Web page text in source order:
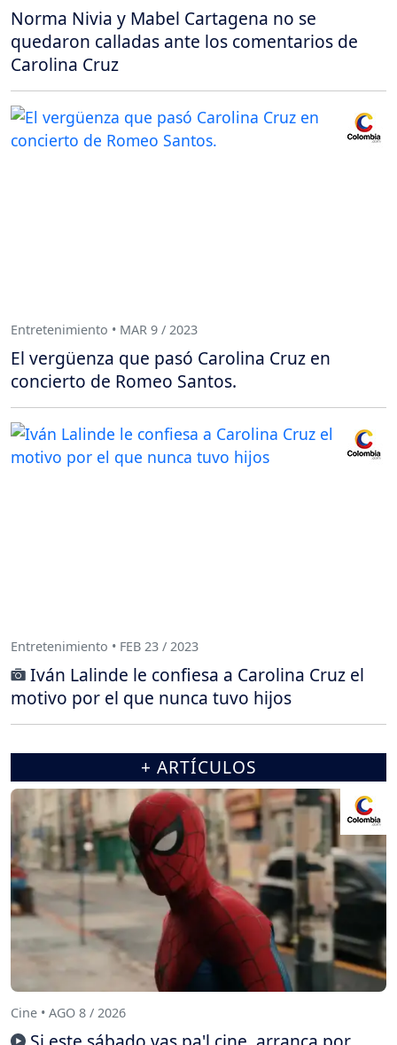
Norma Nivia y Mabel Cartagena no se
quedaron calladas ante los comentarios de
Carolina Cruz
Entretenimiento • MAR 9 / 2023
El vergüenza que pasó Carolina Cruz en
concierto de Romeo Santos.
Entretenimiento • FEB 23 / 2023
Iván Lalinde le confiesa a Carolina Cruz el
motivo por el que nunca tuvo hijos
+ ARTÍCULOS
Cine • AGO 8 / 2026